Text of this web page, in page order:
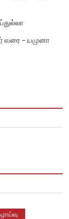
வரை – யமுனா